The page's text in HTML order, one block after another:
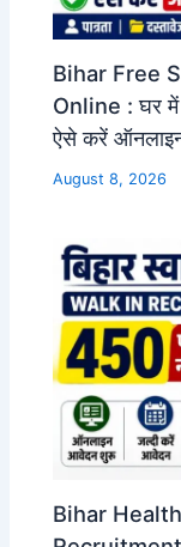
Bihar Free
Online : घर में
ऐसे करें
August 8, 2026
Bihar